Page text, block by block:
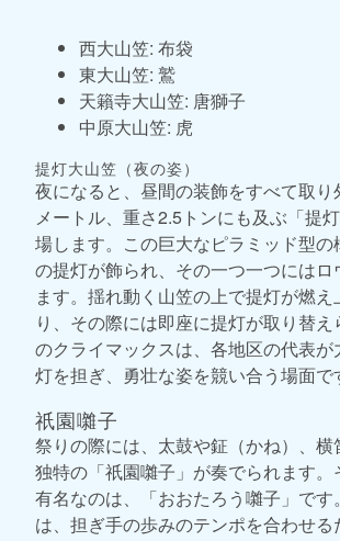
西大山笠: 布袋
東大山笠: 鷲
天籟寺大山笠: 唐獅子
中原大山笠: 虎
提灯大山笠（夜の姿）
夜になると、昼間の装飾をすべて取り
メートル、重さ2.5トンにも及ぶ「提
場します。この巨大なピラミッド型の
の提灯が飾られ、その一つ一つには
ます。揺れ動く山笠の上で提灯が燃
り、その際には即座に提灯が取り替え
のクライマックスは、各地区の代表が
灯を担ぎ、勇壮な姿を競い合う場面で
祇園囃子
祭りの際には、太鼓や鉦（かね）、横
独特の「祇園囃子」が奏でられます。
有名なのは、「おおたろう囃子」です
は、担ぎ手の歩みのテンポを合わせる